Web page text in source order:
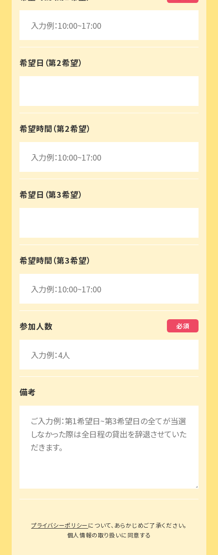
運営会社情報
希望日（第2希望）
希望時間（第2希望）
希望日（第3希望）
希望時間（第3希望）
参加人数
備考
プライバシーポリシーについて、あらかじめご了承ください。
個人情報の取り扱いに同意する